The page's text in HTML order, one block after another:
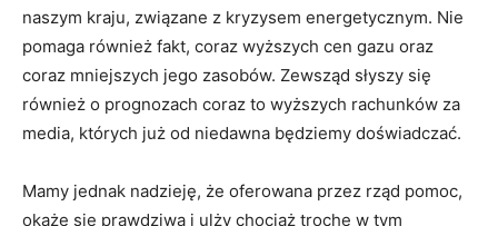
naszym kraju, związane z kryzysem energetycznym. Nie
pomaga również fakt, coraz wyższych cen gazu oraz
coraz mniejszych jego zasobów. Zewsząd słyszy się
również o prognozach coraz to wyższych rachunków za
media, których już od niedawna będziemy doświadczać.
Mamy jednak nadzieję, że oferowana przez rząd pomoc,
okaże się prawdziwa i ulży chociaż trochę w tym